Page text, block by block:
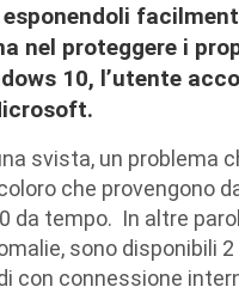
nel proteggere i
10, l’utente
svista, un problema
che provengono
da tempo. In altre
sono disponibili
con connessione